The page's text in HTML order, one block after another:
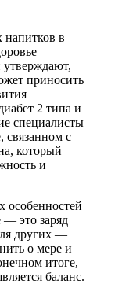
в
утверждают,
приносить
2 типа и
специалисты
связанном с
который
и
особенностей
— это заряд
других —
о мере и
итоге,
баланс.